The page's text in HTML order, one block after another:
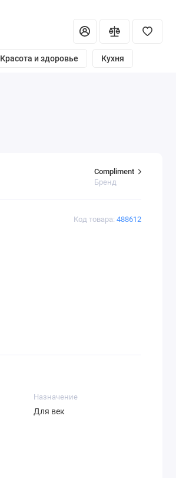
Красота и здоровье Кухня
Код товара: 488612
Compliment
Бренд
Назначение
Для век